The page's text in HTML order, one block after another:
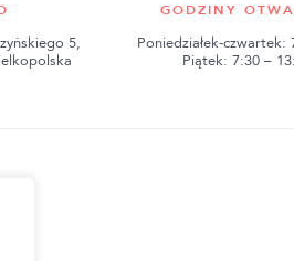
5,
GODZINY
Poniedziałek-czwartek:
Piątek: 7:30 –